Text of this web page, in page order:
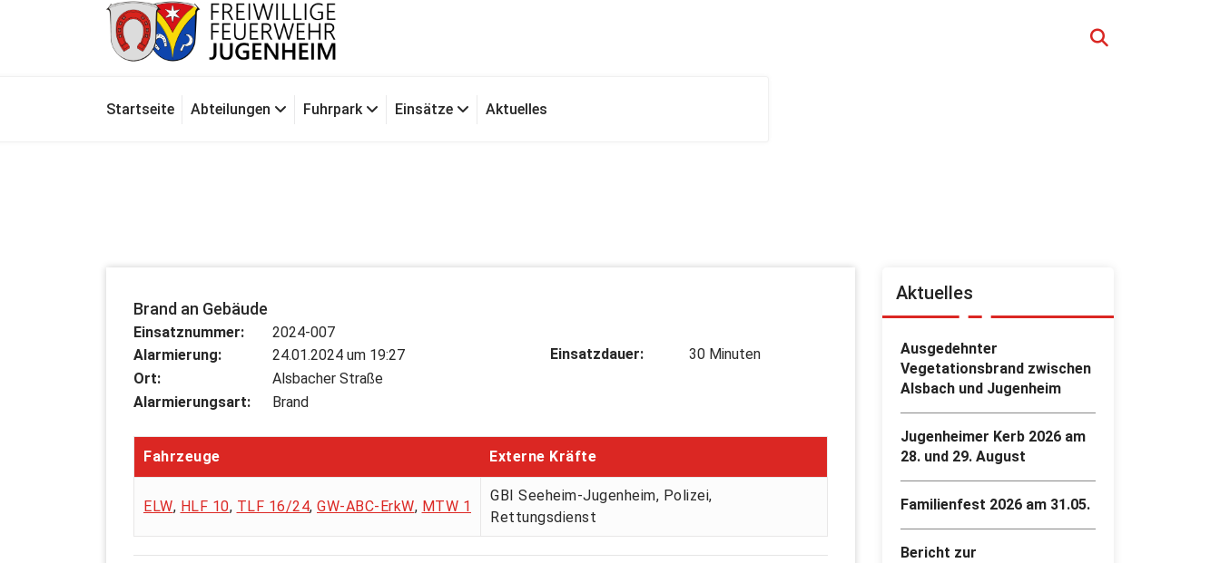
Startseite
Abteilungen Fuhrpark Einsätze Aktuelles
Brand an Gebäude
Einsatznummer:
Alarmierung:
Ort:
Alarmierungsart:
2024-007
24.01.2024 um 19:27
Alsbacher Straße
Brand
Einsatzdauer: 30 Minuten
Fahrzeuge Externe Kräfte
ELW, HLF 10, TLF 16/24, GW-ABC-ErkW, MTW 1
GBI Seeheim-Jugenheim, Polizei,
Rettungsdienst
Aktuelles
Ausgedehnter
Vegetationsbrand zwischen
Alsbach und Jugenheim
Jugenheimer Kerb 2026 am
28. und 29. August
Familienfest 2026 am 31.05.
Bericht zur